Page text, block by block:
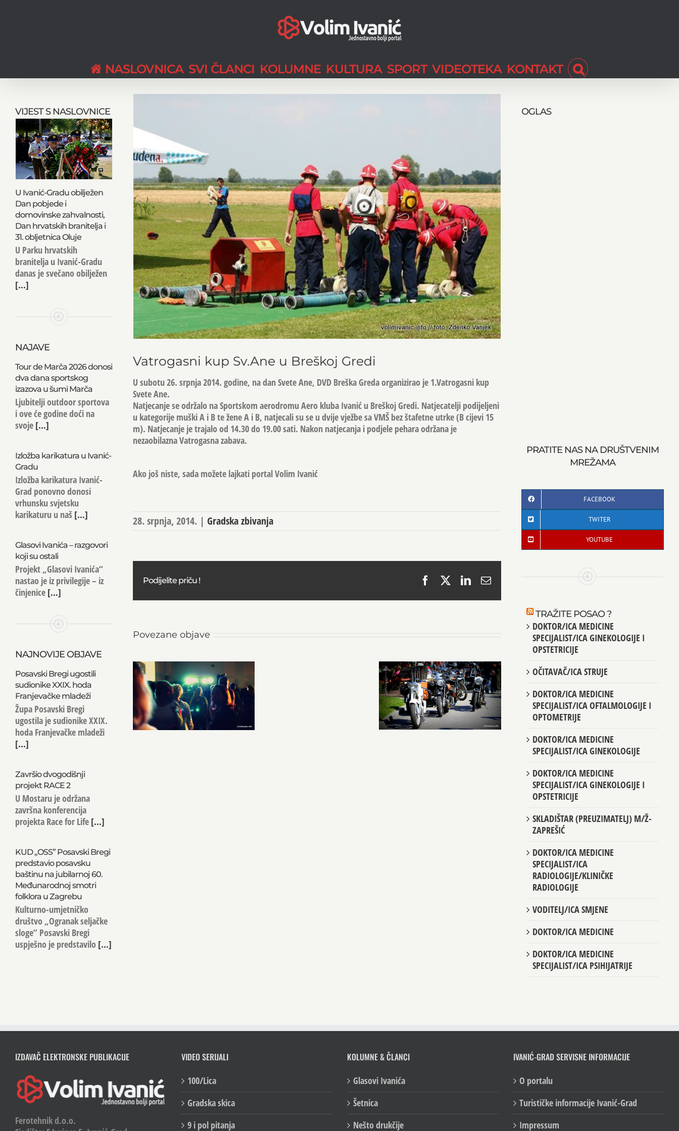
NASLOVNICA SVI ČLANCI KOLUMNE KULTURA SPORT VIDEOTEKA KONTAKT
Vatrogasni kup Sv.Ane u Breškoj Gredi
U subotu 26. srpnja 2014. godine, na dan Svete Ane, DVD Breška Greda organizirao je 1.Vatrogasni kup
Svete Ane.
Natjecanje se održalo na Sportskom aerodromu Aero kluba Ivanić u Breškoj Gredi. Natjecatelji podijeljeni
u kategorije muški A i B te žene A i B, natjecali su se u dvije vježbe sa VMŠ bez štafetne utrke (B cijevi 15
m). Natjecanje je trajalo od 14.30 do 19.00 sati. Nakon natjecanja i podjele pehara održana je
nezaobilazna Vatrogasna zabava.
Ako još niste, sada možete lajkati portal Volim Ivanić
28. srpnja, 2014. | Gradska zbivanja
Podijelite priču ! Facebook
X LinkedIn
Email
Povezane objave
VIJEST S NASLOVNICE
U Ivanić-Gradu obilježen
Dan pobjede i
domovinske zahvalnosti,
Dan hrvatskih branitelja i
31. obljetnica Oluje
U Parku hrvatskih
branitelja u Ivanić-Gradu
danas je svečano obilježen
[...]
NAJAVE
Tour de Marča 2026 donosi
dva dana sportskog
izazova u šumi Marča
Ljubitelji outdoor sportova
i ove će godine doći na
svoje[...]
Izložba karikatura u Ivanić-
Gradu
Izložba karikatura Ivanić-
Grad ponovno donosi
vrhunsku svjetsku
karikaturu u naš[...]
Glasovi Ivanića – razgovori
koji su ostali
Projekt „Glasovi Ivanića“
nastao je iz privilegije – iz
činjenice[...]
NAJNOVIJE OBJAVE
Posavski Bregi ugostili
sudionike XXIX. hoda
Franjevačke mladeži
Župa Posavski Bregi
ugostila je sudionike XXIX.
hoda Franjevačke mladeži
[...]
Završio dvogodišnji
projekt RACE 2
U Mostaru je održana
završna konferencija
projekta Race for Life[...]
KUD „OSS” Posavski Bregi
predstavio posavsku
baštinu na jubilarnoj 60.
Međunarodnoj smotri
folklora u Zagrebu
Kulturno-umjetničko
društvo „Ogranak seljačke
sloge” Posavski Bregi
uspješno je predstavilo[...]
OGLAS
PRATITE NAS NA DRUŠTVENIM
MREŽAMA
FACEBOOK
TWITER
YOUTUBE
TRAŽITE POSAO ?
DOKTOR/ICA MEDICINE
SPECIJALIST/ICA GINEKOLOGIJE I
OPSTETRICIJE
OČITAVAČ/ICA STRUJE
DOKTOR/ICA MEDICINE
SPECIJALIST/ICA OFTALMOLOGIJE I
OPTOMETRIJE
DOKTOR/ICA MEDICINE
SPECIJALIST/ICA GINEKOLOGIJE
DOKTOR/ICA MEDICINE
SPECIJALIST/ICA GINEKOLOGIJE I
OPSTETRICIJE
SKLADIŠTAR (PREUZIMATELJ) M/Ž-
ZAPREŠIĆ
DOKTOR/ICA MEDICINE
SPECIJALIST/ICA
RADIOLOGIJE/KLINIČKE
RADIOLOGIJE
VODITELJ/ICA SMJENE
DOKTOR/ICA MEDICINE
DOKTOR/ICA MEDICINE
SPECIJALIST/ICA PSIHIJATRIJE
IZDAVAČ ELEKTRONSKE PUBLIKACIJE
Ferotehnik d.o.o.
VIDEO SERIJALI
100/Lica
Gradska skica
9 i pol pitanja
KOLUMNE & ČLANCI
Glasovi Ivanića
Šetnica
Nešto drukčije
IVANIĆ-GRAD SERVISNE INFORMACIJE
O portalu
Turističke informacije Ivanić-Grad
Impressum